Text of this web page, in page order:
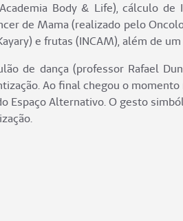
Body & Life), cálculo
de Mama (realizado pelo
e frutas (INCAM), além de
de dança (professor Rafael
Ao final chegou o
Espaço Alternativo. O gesto